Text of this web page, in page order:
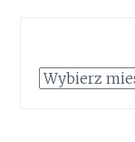
Archiwa